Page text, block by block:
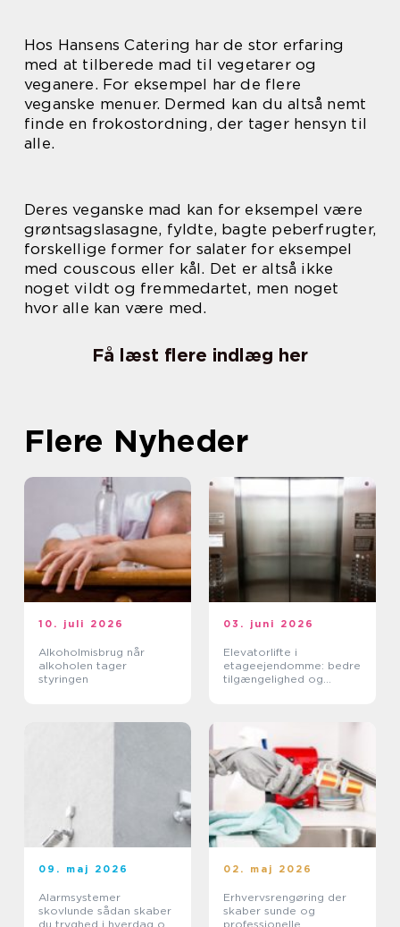
Hos Hansens Catering har de stor erfaring
med at tilberede mad til vegetarer og
veganere. For eksempel har de flere
veganske menuer. Dermed kan du altså nemt
finde en frokostordning, der tager hensyn til
alle.
Deres veganske mad kan for eksempel være
grøntsagslasagne, fyldte, bagte peberfrugter,
forskellige former for salater for eksempel
med couscous eller kål. Det er altså ikke
noget vildt og fremmedartet, men noget
hvor alle kan være med.
Få læst flere indlæg her
Flere Nyheder
10. juli 2026
Alkoholmisbrug når
alkoholen tager
styringen
03. juni 2026
Elevatorlifte i
etageejendomme: bedre
tilgængelighed og
09. maj 2026
Alarmsystemer
skovlunde sådan skaber
du tryghed i hverdag og
02. maj 2026
Erhvervsrengøring der
skaber sunde og
professionelle